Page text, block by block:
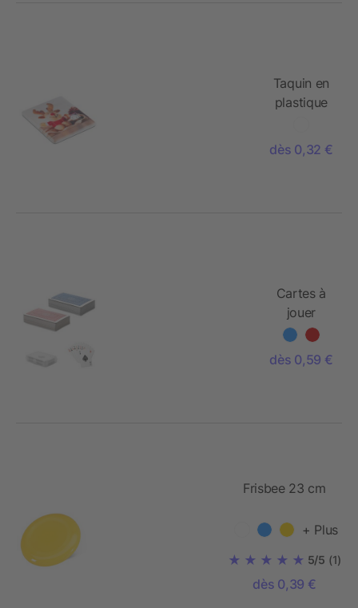
Taquin en
plastique
dès 0,32 €
Cartes à
jouer
dès 0,59 €
Frisbee 23 cm
+ Plus
5/5 (1)
dès 0,39 €